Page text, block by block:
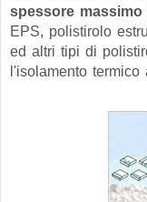
spessore
EPS, polistirolo
ed altri tipi di
l'isolamento termico